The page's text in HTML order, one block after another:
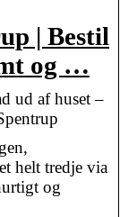
| Bestil
og …
ud af huset –
helt tredje via
og